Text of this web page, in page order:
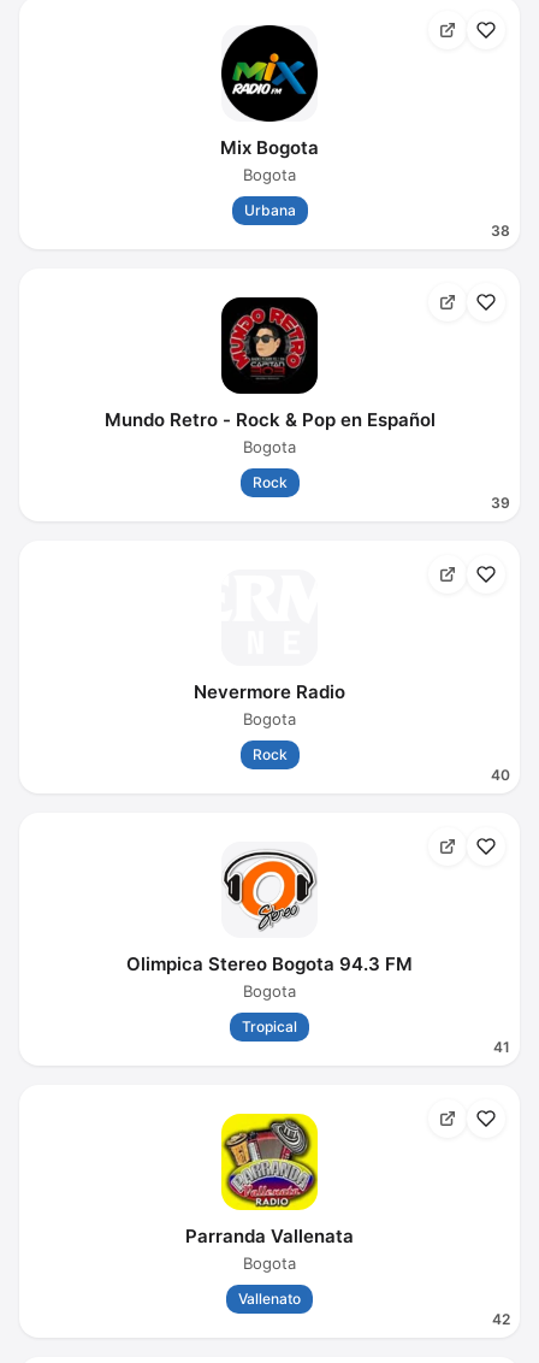
38
Mix Bogota
Bogota
Urbana
39
Mundo Retro - Rock & Pop en Español
Bogota
Rock
40
Nevermore Radio
Bogota
Rock
41
Olimpica Stereo Bogota 94.3 FM
Bogota
Tropical
42
Parranda Vallenata
Bogota
Vallenato